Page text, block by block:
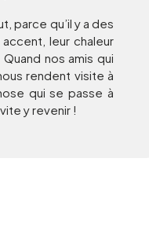
parce qu’il y a des
leur chaleur
nos amis qui
rendent visite à
qui se passe à
y revenir !